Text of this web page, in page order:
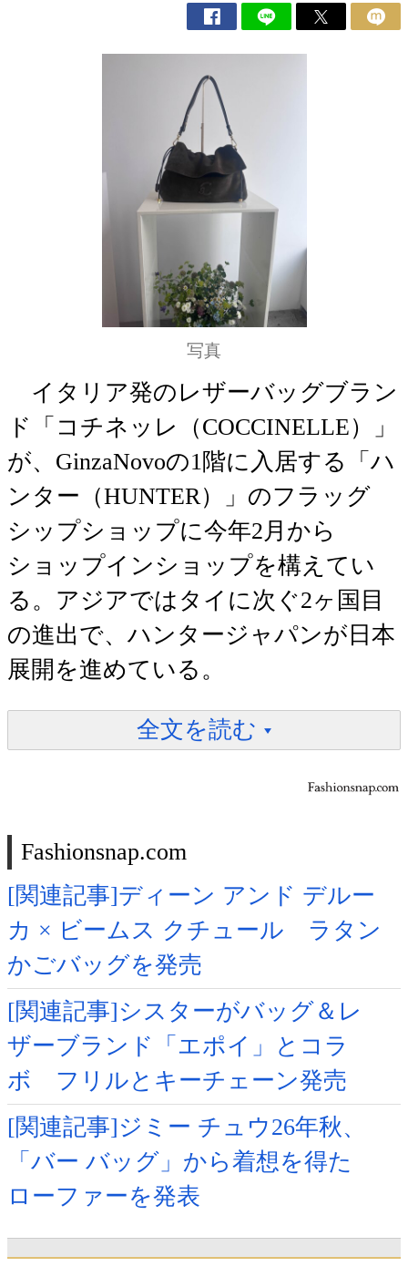
写真
イタリア発のレザーバッグブラン
ド「コチネッレ（COCCINELLE）」
が、GinzaNovoの1階に入居する「ハ
ンター（HUNTER）」のフラッグ
シップショップに今年2月から
ショップインショップを構えてい
る。アジアではタイに次ぐ2ヶ国目
の進出で、ハンタージャパンが日本
展開を進めている。
全文を読む
Fashionsnap.com
[関連記事]ディーン アンド デルー
カ × ビームス クチュール ラタン
かごバッグを発売
[関連記事]シスターがバッグ＆レ
ザーブランド「エポイ」とコラ
ボ フリルとキーチェーン発売
[関連記事]ジミー チュウ26年秋、
「バー バッグ」から着想を得た
ローファーを発表